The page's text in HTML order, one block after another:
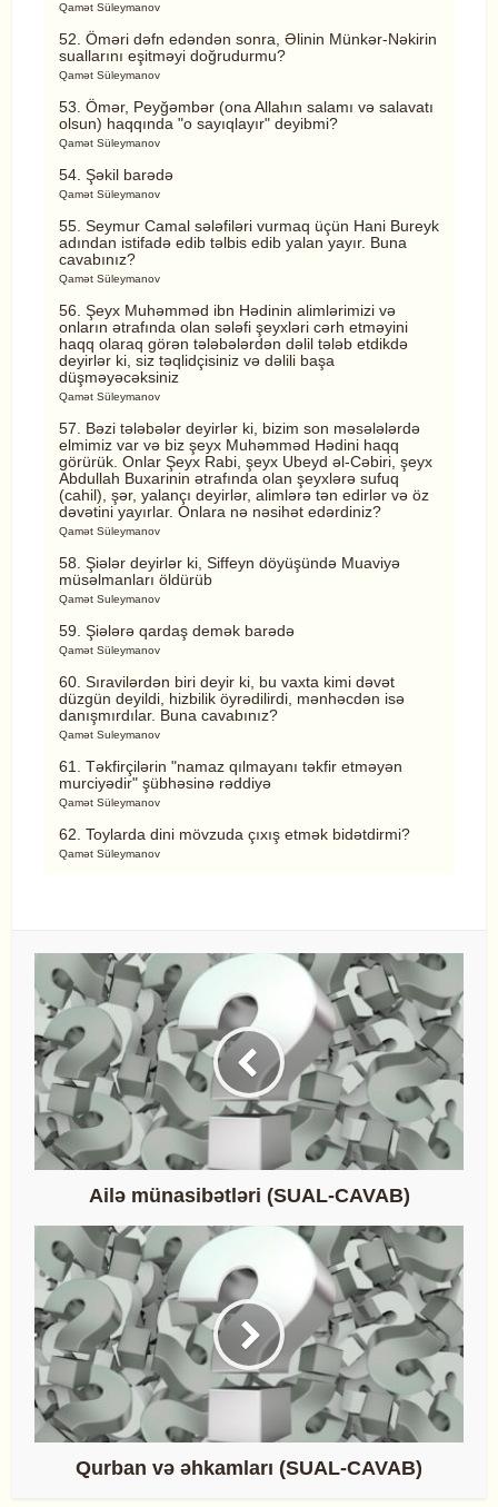
Qamət Süleymanov
52. Öməri dəfn edəndən sonra, Əlinin Münkər-Nəkirin
suallarını eşitməyi doğrudurmu?
Qamət Süleymanov
53. Ömər, Peyğəmbər (ona Allahın salamı və salavatı
olsun) haqqında "o sayıqlayır" deyibmi?
Qamət Süleymanov
54. Şəkil barədə
Qamət Süleymanov
55. Seymur Camal sələfiləri vurmaq üçün Hani Bureyk
adından istifadə edib təlbis edib yalan yayır. Buna
cavabınız?
Qamət Süleymanov
56. Şeyx Muhəmməd ibn Hədinin alimlərimizi və
onların ətrafında olan sələfi şeyxləri cərh etməyini
haqq olaraq görən tələbələrdən dəlil tələb etdikdə
deyirlər ki, siz təqlidçisiniz və dəlili başa
düşməyəcəksiniz
Qamət Süleymanov
57. Bəzi tələbələr deyirlər ki, bizim son məsələlərdə
elmimiz var və biz şeyx Muhəmməd Hədini haqq
görürük. Onlar Şeyx Rabi, şeyx Ubeyd əl-Cəbiri, şeyx
Abdullah Buxarinin ətrafında olan şeyxlərə sufuq
(cahil), şər, yalançı deyirlər, alimlərə tən edirlər və öz
dəvətini yayırlar. Onlara nə nəsihət edərdiniz?
Qamət Süleymanov
58. Şiələr deyirlər ki, Siffeyn döyüşündə Muaviyə
müsəlmanları öldürüb
Qamət Suleymanov
59. Şiələrə qardaş demək barədə
Qamət Süleymanov
60. Sıravilərdən biri deyir ki, bu vaxta kimi dəvət
düzgün deyildi, hizbilik öyrədilirdi, mənhəcdən isə
danışmırdılar. Buna cavabınız?
Qamət Suleymanov
61. Təkfirçilərin "namaz qılmayanı təkfir etməyən
murciyədir" şübhəsinə rəddiyə
Qamət Süleymanov
62. Toylarda dini mövzuda çıxış etmək bidətdirmi?
Qamət Süleymanov
Ailə münasibətləri (SUAL-CAVAB)
Qurban və əhkamları (SUAL-CAVAB)